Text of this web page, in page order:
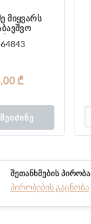
მიყვარს
₾
ᲨᲔᲘᲫᲘᲜᲔ
ᲨᲔᲗᲐᲜᲮᲛᲔᲑᲘᲡ ᲞᲘᲠᲝᲑᲐ
პირობების გაცნობა